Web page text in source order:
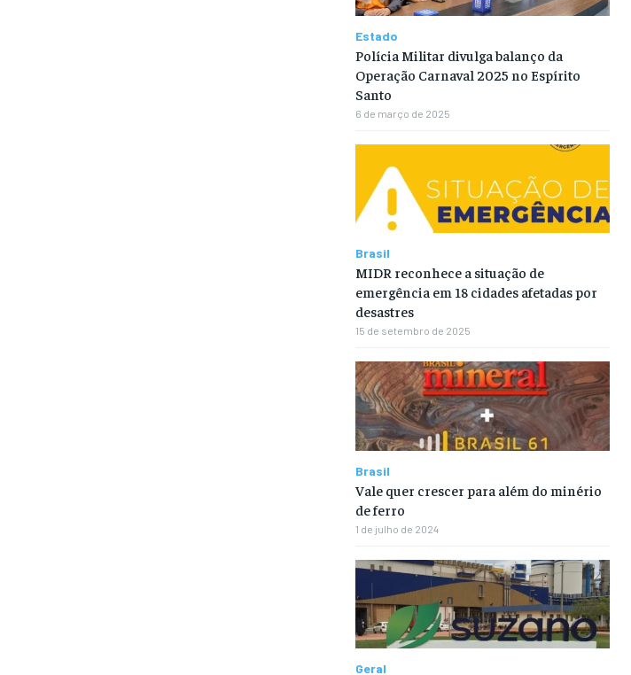
Estado
Polícia Militar divulga balanço da
Operação Carnaval 2025 no Espírito
Santo
6 de março de 2025
Brasil
MIDR reconhece a situação de
emergência em 18 cidades afetadas por
desastres
15 de setembro de 2025
Brasil
Vale quer crescer para além do minério
de ferro
1 de julho de 2024
Geral